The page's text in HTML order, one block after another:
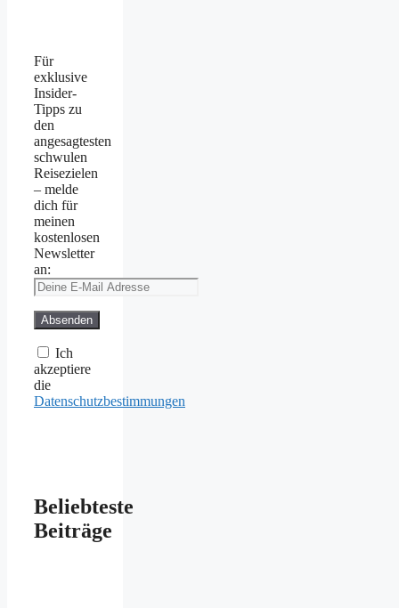
Für
exklusive
Insider-
Tipps zu
den
angesagtesten
schwulen
Reisezielen
– melde
dich für
meinen
kostenlosen
Newsletter
an:
Ich
akzeptiere
die
Datenschutzbestimmungen
Beliebteste
Beiträge